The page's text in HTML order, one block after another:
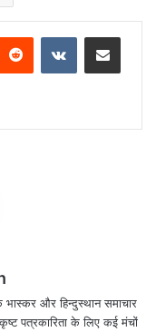
Reddit VKontakteShare via Email
और हिन्दुस्थान समाचार
पत्रकारिता के लिए कई मंचों